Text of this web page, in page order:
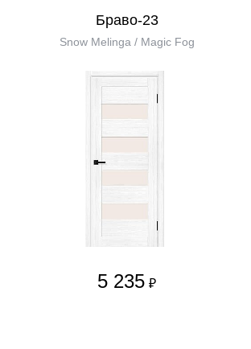
Браво-23
Snow Melinga / Magic Fog
5 235 ₽